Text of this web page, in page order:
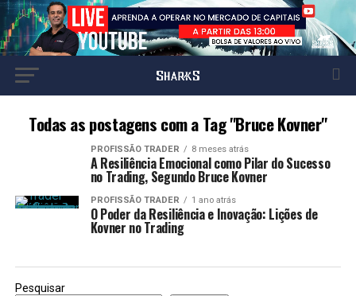
Todas as postagens com a Tag "Bruce Kovner"
PROFISSÃO TRADER 8 meses atrás
A Resiliência Emocional como Pilar do Sucesso
no Trading, Segundo Bruce Kovner
PROFISSÃO TRADER 1 ano atrás
O Poder da Resiliência e Inovação: Lições de
Kovner no Trading
Pesquisar